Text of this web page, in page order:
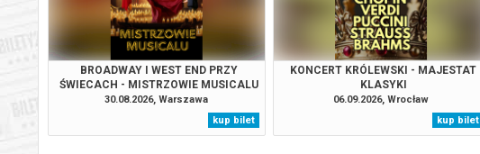
BROADWAY I WEST END PRZY
ŚWIECACH - MISTRZOWIE MUSICALU
30.08.2026, Warszawa
kup bilet
KONCERT KRÓLEWSKI - MAJESTAT
KLASYKI
06.09.2026, Wrocław
kup bilet